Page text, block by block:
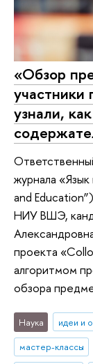
«Обзор
участники
узнали,
журнала
and
НИУ ВШЭ,
проекта
алгоритмом
обзора
Наука идеи и
мастер-классы